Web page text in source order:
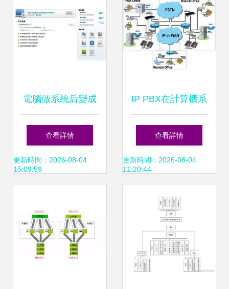
電腦做系統后變成
集成顯卡怎么辦？
計算機系統集成服
查看詳情
更新時間：2026-08-04
15:09:59
IP PBX在計算機系
統集成服務中的應
用與發展
查看詳情
更新時間：2026-08-04
11:20:44